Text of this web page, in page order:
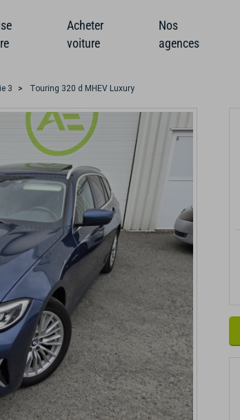
Acheter
voiture
Nos
agences
3 Touring 320 d MHEV Luxury